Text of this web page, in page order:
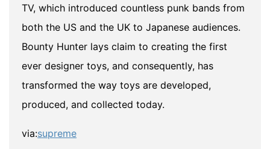
TV, which introduced countless punk bands from
both the US and the UK to Japanese audiences.
Bounty Hunter lays claim to creating the first
ever designer toys, and consequently, has
transformed the way toys are developed,
produced, and collected today.
via:supreme